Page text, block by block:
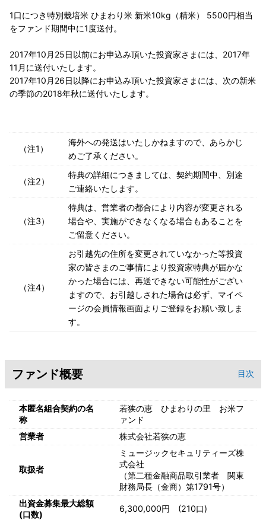
1口につき特別栽培米 ひまわり米 新米10kg（精米） 5500円相当
をファンド期間中に1度送付。
2017年10月25日以前にお申込み頂いた投資家さまには、2017年
11月に送付いたします。
2017年10月26日以降にお申込み頂いた投資家さまには、次の新米
の季節の2018年秋に送付いたします。
（注1）
海外への発送はいたしかねますので、あらかじ
めご了承ください。
（注2）
特典の詳細につきましては、契約期間中、別途
ご連絡いたします。
（注3）
特典は、営業者の都合により内容が変更される
場合や、実施ができなくなる場合もあることを
ご留意ください。
（注4）
お引越先の住所を変更されていなかった等投資
家の皆さまのご事情により投資家特典が届かな
かった場合には、再送できない可能性がござい
ますので、お引越しされた場合は必ず、マイペ
ージの会員情報画面よりご登録をお願い致しま
す。
ファンド概要 目次
本匿名組合契約の名
称
若狭の恵 ひまわりの里 お米フ
ァンド
営業者
株式会社若狭の恵
取扱者
ミュージックセキュリティーズ株
式会社
（第二種金融商品取引業者 関東
財務局長（金商）第1791号）
出資金募集最大総額
(口数)
6,300,000円 (210口)